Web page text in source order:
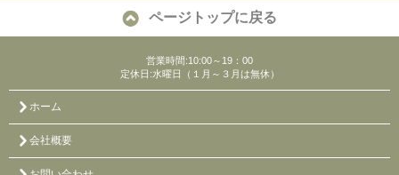
ページトップに戻る
営業時間:10:00～19：00
定休日:水曜日（１月～３月は無休）
ホーム
会社概要